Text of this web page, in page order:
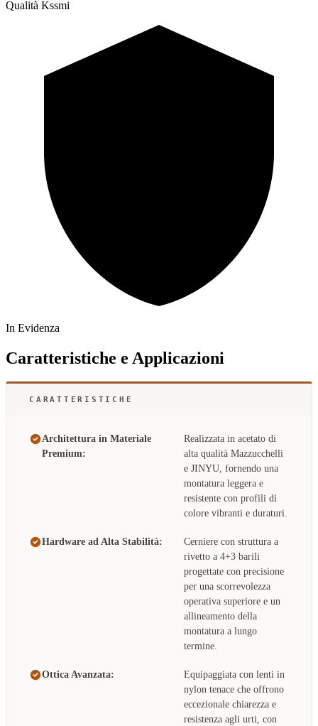
Qualità Kssmi
In Evidenza
Caratteristiche e Applicazioni
CARATTERISTICHE
Architettura in Materiale
Premium:
Realizzata in acetato di
alta qualità Mazzucchelli
e JINYU, fornendo una
montatura leggera e
resistente con profili di
colore vibranti e duraturi.
Hardware ad Alta Stabilità:
Cerniere con struttura a
rivetto a 4+3 barili
progettate con precisione
per una scorrevolezza
operativa superiore e un
allineamento della
montatura a lungo
termine.
Ottica Avanzata:
Equipaggiata con lenti in
nylon tenace che offrono
eccezionale chiarezza e
resistenza agli urti, con